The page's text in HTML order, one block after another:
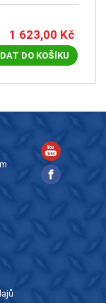
1 623,00 Kč
DO KOŠÍKU